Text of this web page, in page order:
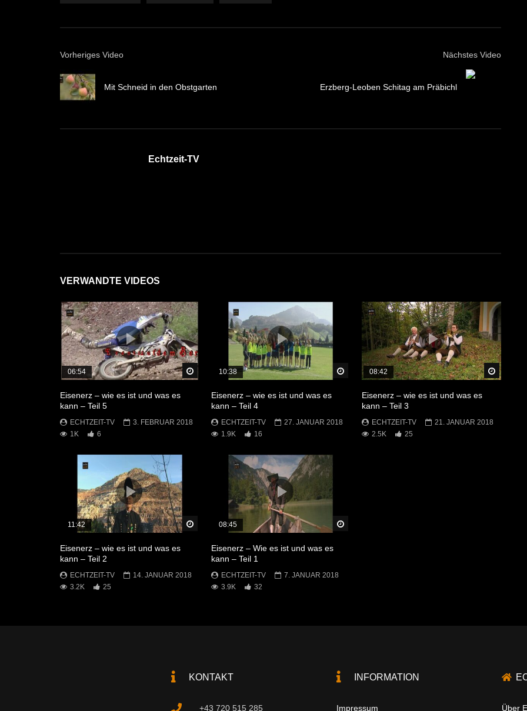
Vorheriges Video
Mit Schneid in den Obstgarten
Nächstes Video
Erzberg-Leoben Schitag am Präbichl
Echtzeit-TV
VERWANDTE VIDEOS
Später Ansehen
06:54
Eisenerz – wie es ist und was es
kann – Teil 5
ECHTZEIT-TV
3. FEBRUAR 2018
1K
6
Später Ansehen
10:38
Eisenerz – wie es ist und was es
kann – Teil 4
ECHTZEIT-TV
27. JANUAR 2018
1.9K
16
Später
08:42
Eisenerz – wie es ist und was es
kann – Teil 3
ECHTZEIT-TV
21. JANUAR 2018
2.5K
25
Später Ansehen
11:42
Eisenerz – wie es ist und was es
kann – Teil 2
ECHTZEIT-TV
14. JANUAR 2018
3.2K
25
08:45
Eisenerz – Wie es ist und was es
kann – Teil 1
ECHTZEIT-TV
7. JANUAR 2018
3.9K
32
KONTAKT
+43 720 515 285
INFORMATION
Impressum Über